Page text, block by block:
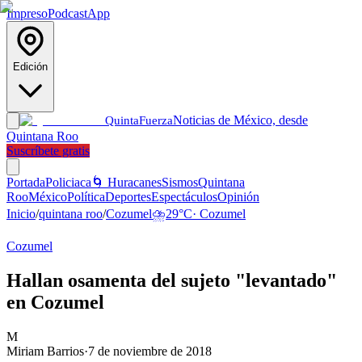
ImpresoPodcastApp
Edición
QuintaFuerzaNoticias de México, desde
Quintana Roo
Suscríbete gratis
PortadaPoliciaca 🌀 HuracanesSismosQuintana
RooMéxicoPolíticaDeportesEspectáculosOpinión
Inicio/quintana roo/Cozumel⛈️29°C· Cozumel
Cozumel
Hallan osamenta del sujeto "levantado"
en Cozumel
M
Miriam Barrios·7 de noviembre de 2018